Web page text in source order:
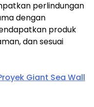
perlindungan
dengan
produk
dan sesuai
Giant Sea Wall